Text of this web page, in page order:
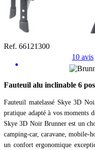
Ref. 66121300
10 avis
Fauteuil alu inclinable 6
Fauteuil matelassé Skye 3D
pratique adapté à vos moments
Skye 3D Noir Brunner est un
camping-car, caravane, mobile-
un confort ergonomique